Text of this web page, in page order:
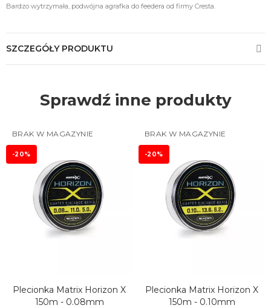
Bardzo wytrzymała, podwójna agrafka do feedera od firmy Cresta.
SZCZEGÓŁY PRODUKTU
Sprawdź inne produkty
BRAK W MAGAZYNIE
-20%
Plecionka Matrix Horizon X
150m - 0.08mm
BRAK W MAGAZYNIE
-20%
Plecionka Matrix Horizon X
150m - 0.10mm